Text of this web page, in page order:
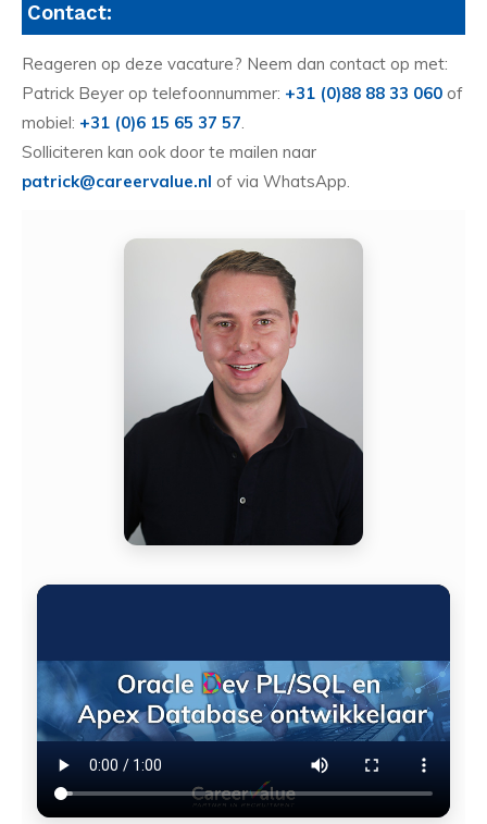
Contact:
Reageren op deze vacature? Neem dan contact op met:
Patrick Beyer op telefoonnummer: +31 (0)88 88 33 060 of
mobiel: +31 (0)6 15 65 37 57.
Solliciteren kan ook door te mailen naar
patrick@careervalue.nl of via WhatsApp.